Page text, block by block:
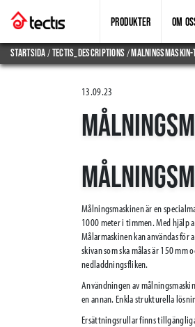
PRODUKTER OM
Startsida/tectis_descriptions/
13.09.23
Målningsmaskinen är en
1000 meter i timmen. Med hjälp
Målarmaskinen kan användas för
skivan som ska målas är 150
nedladdningsfliken.
Användningen av
en annan. Enkla strukturella
Ersättningsrullar finns